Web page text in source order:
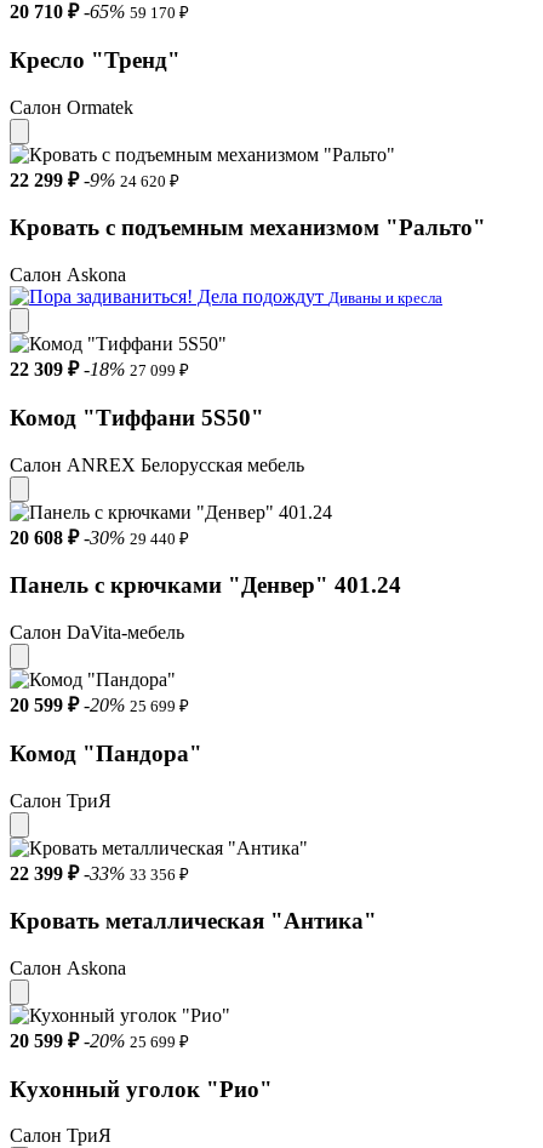
20 710 ₽ -65% 59 170 ₽
Кресло "Тренд"
Салон Ormatek
22 299 ₽ -9% 24 620 ₽
Кровать с подъемным механизмом "Ральто"
Салон Askona
Диваны и кресла
22 309 ₽ -18% 27 099 ₽
Комод "Тиффани 5S50"
Салон ANREX Белорусская мебель
20 608 ₽ -30% 29 440 ₽
Панель с крючками "Денвер" 401.24
Салон DaVita-мебель
20 599 ₽ -20% 25 699 ₽
Комод "Пандора"
Салон ТриЯ
22 399 ₽ -33% 33 356 ₽
Кровать металлическая "Aнтика"
Салон Askona
20 599 ₽ -20% 25 699 ₽
Кухонный уголок "Рио"
Салон ТриЯ